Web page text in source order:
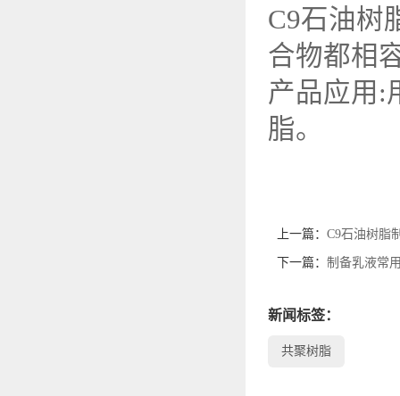
C9石油树
合物都相
产品应用:
脂。
上一篇： C9石油树脂
下一篇： 制备乳液常
新闻标签：
共聚树脂